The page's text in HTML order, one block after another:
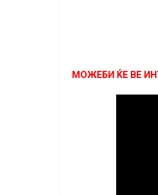
МОЖЕБИ ЌЕ ВЕ